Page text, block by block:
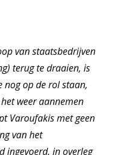
van staatsbedrijven
terug te draaien, is
nog op de rol staan,
weer aannemen
Varoufakis met geen
van het
ingevoerd, in overleg